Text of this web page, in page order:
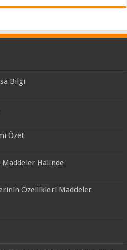
Bilgi
Özet
Halinde
Özellikleri Maddeler